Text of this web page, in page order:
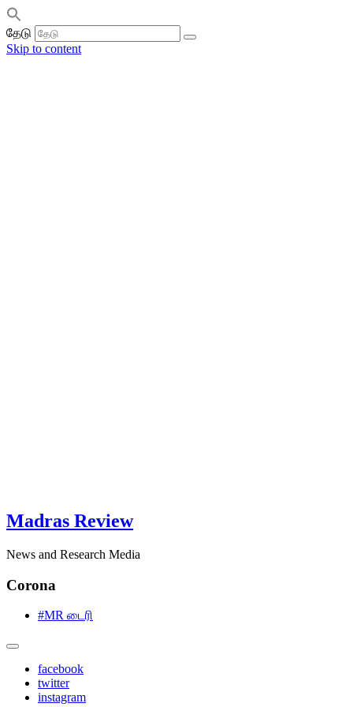
தேடு
Skip to content
Madras Review
News and Research Media
Corona
#MR டைரி
facebook
twitter
instagram